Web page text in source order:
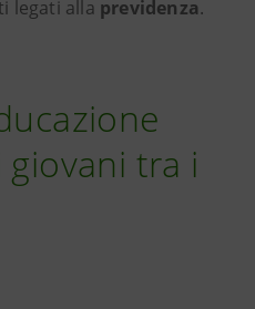
legati alla previdenza.
tra i